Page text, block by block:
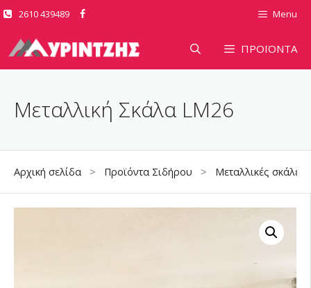
Μετάβαση
περιεχόμενο
2610 439489 Menu
ΠΡΟΪΟΝΤΑ
Μεταλλική Σκάλα LM26
Αρχική σελίδα > Προϊόντα Σιδήρου > Μεταλλικές σκάλες